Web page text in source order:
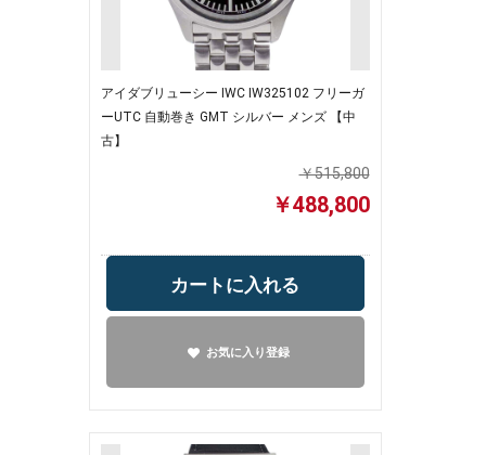
アイダブリューシー IWC IW325102 フリーガ
ーUTC 自動巻き GMT シルバー メンズ 【中
古】
￥515,800
￥488,800
カートに入れる
お気に入り登録